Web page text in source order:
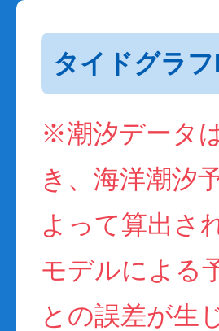
タイドグラ
※潮汐データ
き、海洋潮汐
よって算出さ
モデルによる
との誤差が生